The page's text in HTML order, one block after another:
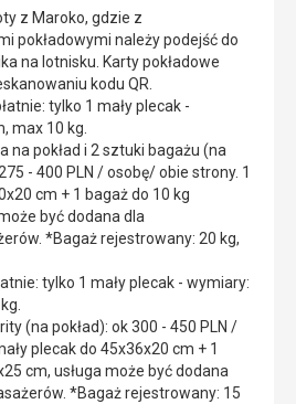
z Maroko, gdzie z
pokładowymi należy podejść do
na lotnisku. Karty pokładowe
kodu QR.
tylko 1 mały plecak -
max 10 kg.
na pokład i 2 sztuki bagażu (na
- 400 PLN / osobę/ obie strony. 1
cm + 1 bagaż do 10 kg
być dodana dla
*Bagaż rejestrowany: 20 kg,
tylko 1 mały plecak - wymiary:
(na pokład): ok 300 - 450 PLN /
plecak do 45x36x20 cm + 1
cm, usługa może być dodana
*Bagaż rejestrowany: 15